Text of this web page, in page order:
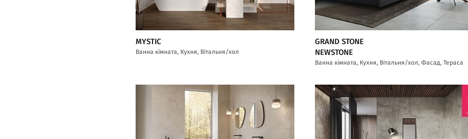
MYSTIC
Ванна кімната, Кухня, Вітальня/хол
GRAND STONE
NEWSTONE
Ванна кімната, Кухня, Вітальня/хол, Фасад, Тераса